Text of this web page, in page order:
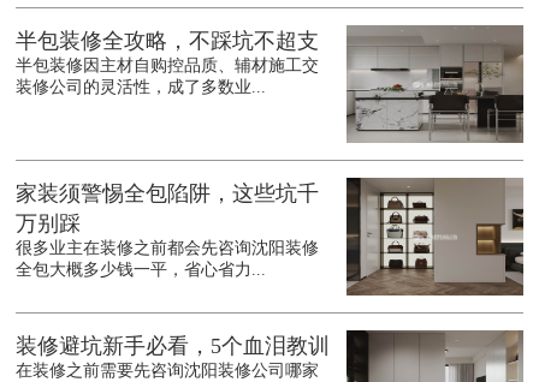
半包装修全攻略，不踩坑不超支
半包装修因主材自购控品质、辅材施工交
装修公司的灵活性，成了多数业...
家装须警惕全包陷阱，这些坑千
万别踩
很多业主在装修之前都会先咨询沈阳装修
全包大概多少钱一平，省心省力...
装修避坑新手必看，5个血泪教训
在装修之前需要先咨询沈阳装修公司哪家